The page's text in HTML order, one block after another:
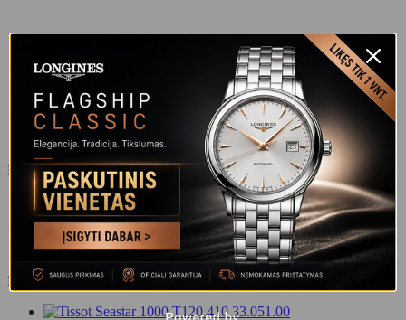
Numatytas
Rikiuoti pagal populiarumą
Rikiuoti nuo naujausių
Rikiuoti pagal kainą (min → maks)
Rikiuoti pagal kainą (maks → min)
Rodomi visi 5